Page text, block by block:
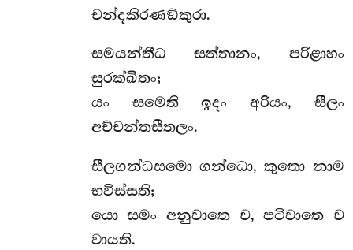
චන්දකිරණඞ්කුරා.
සමයන්තීධ සත්තානං, පරිළාහං
සුරක්ඛිතං;
යං සමෙති ඉදං අරියං, සීලං
අච්චන්තසීතලං.
සීලගන්ධසමො ගන්ධො, කුතො නාම
භවිස්සති;
යො සමං අනුවාතෙ ච, පටිවාතෙ ච
වායති.